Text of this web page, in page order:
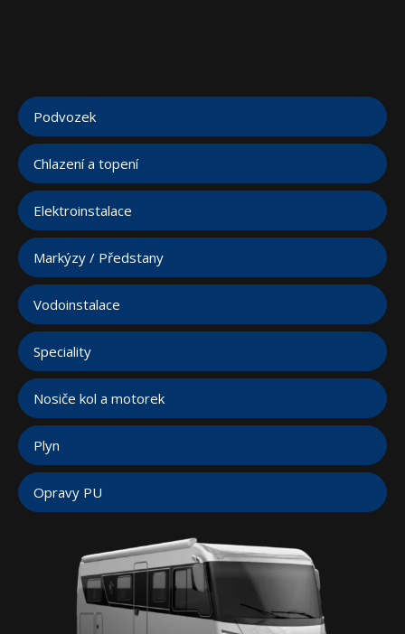
Podvozek
Chlazení a topení
Elektroinstalace
Markýzy / Předstany
Vodoinstalace
Speciality
Nosiče kol a motorek
Plyn
Opravy PU